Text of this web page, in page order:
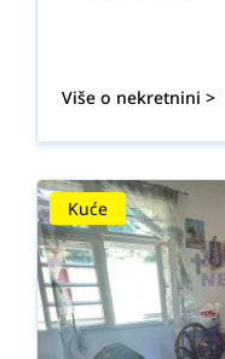
Više o nekretnini >
Kuće